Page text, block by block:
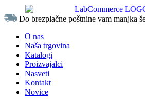
Do brezplačne poštnine vam manjka
O nas
Naša trgovina
Katalogi
Proizvajalci
Nasveti
Kontakt
Novice